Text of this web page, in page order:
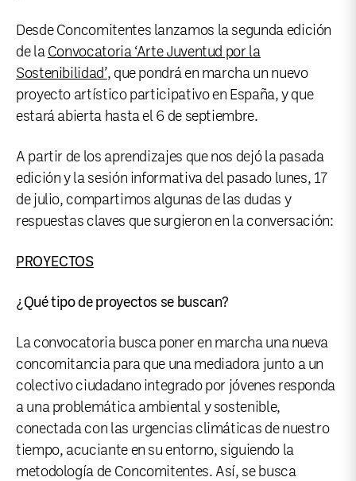
Desde Concomitentes lanzamos la segunda edición
de la Convocatoria ‘Arte Juventud por la
Sostenibilidad’, que pondrá en marcha un nuevo
proyecto artístico participativo en España, y que
estará abierta hasta el 6 de septiembre.
A partir de los aprendizajes que nos dejó la pasada
edición y la sesión informativa del pasado lunes, 17
de julio, compartimos algunas de las dudas y
respuestas claves que surgieron en la conversación:
PROYECTOS
¿Qué tipo de proyectos se buscan?
La convocatoria busca poner en marcha una nueva
concomitancia para que una mediadora junto a un
colectivo ciudadano integrado por jóvenes responda
a una problemática ambiental y sostenible,
conectada con las urgencias climáticas de nuestro
tiempo, acuciante en su entorno, siguiendo la
metodología de Concomitentes. Así, se busca